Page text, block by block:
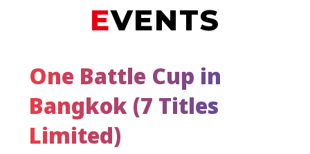
EVENTS
One Battle Cup in
Bangkok (7 Titles
Limited)